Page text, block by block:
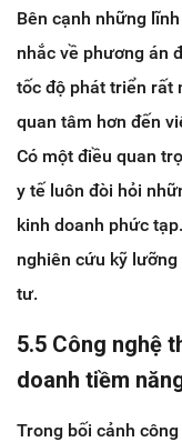
Bên cạnh những
nhắc về phương án
tốc độ phát triển rất
quan tâm hơn đến
Có một điều quan
y tế luôn đòi hỏi
kinh doanh phức
nghiên cứu kỹ
tư.
5.5 Công nghệ
doanh tiềm
Trong bối cảnh